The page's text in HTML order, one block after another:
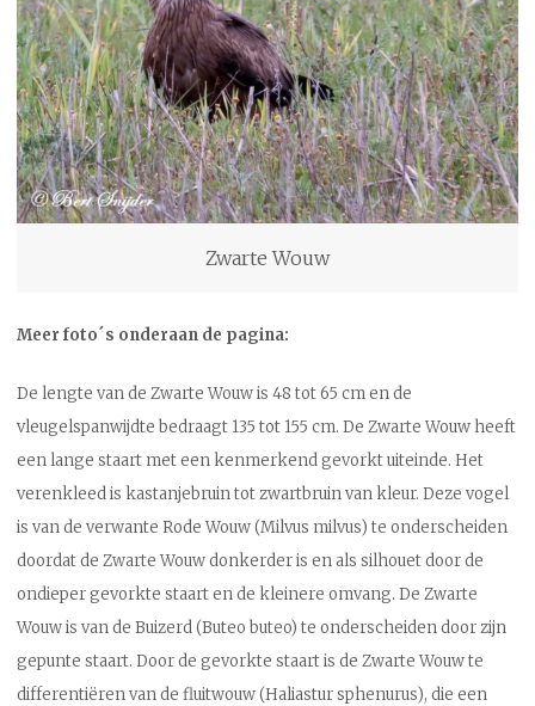
Zwarte Wouw
Meer foto´s onderaan de pagina:
De lengte van de Zwarte Wouw is 48 tot 65 cm en de
vleugelspanwijdte bedraagt 135 tot 155 cm. De Zwarte Wouw heeft
een lange staart met een kenmerkend gevorkt uiteinde. Het
verenkleed is kastanjebruin tot zwartbruin van kleur. Deze vogel
is van de verwante Rode Wouw (Milvus milvus) te onderscheiden
doordat de Zwarte Wouw donkerder is en als silhouet door de
ondieper gevorkte staart en de kleinere omvang. De Zwarte
Wouw is van de Buizerd (Buteo buteo) te onderscheiden door zijn
gepunte staart. Door de gevorkte staart is de Zwarte Wouw te
differentiëren van de fluitwouw (Haliastur sphenurus), die een